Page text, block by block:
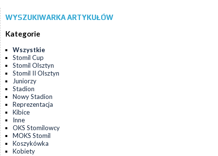
WYSZUKIWARKA ARTYKUŁÓW
Kategorie
Wszystkie
Stomil Cup
Stomil Olsztyn
Stomil II Olsztyn
Juniorzy
Stadion
Nowy Stadion
Reprezentacja
Kibice
Inne
OKS Stomilowcy
MOKS Stomil
Koszykówka
Kobiety